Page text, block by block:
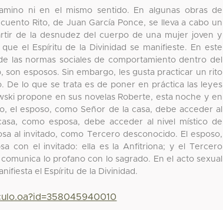
ni en el mismo sentido. En algunas obras de
Rito, de Juan García Ponce, se lleva a cabo un
de la desnudez del cuerpo de una mujer joven y
el Espíritu de la Divinidad se manifieste. En este
las normas sociales de comportamiento dentro del
esposos. Sin embargo, les gusta practicar un rito
De lo que se trata es de poner en práctica las leyes
propone en sus novelas Roberte, esta noche y en
el esposo, como Señor de la casa, debe acceder al
como esposa, debe acceder al nivel místico de
al invitado, como Tercero desconocido. El esposo,
con el invitado: ella es la Anfitriona; y el Tercero
lo profano con lo sagrado. En el acto sexual
el Espíritu de la Divinidad.